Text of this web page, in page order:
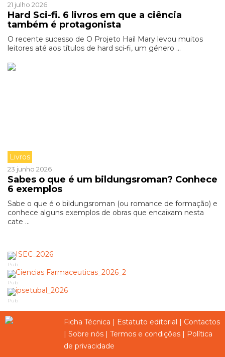
21 julho 2026
Hard Sci-fi. 6 livros em que a ciência
também é protagonista
O recente sucesso de O Projeto Hail Mary levou muitos
leitores até aos títulos de hard sci-fi, um género ...
Livros
23 junho 2026
Sabes o que é um bildungsroman? Conhece
6 exemplos
Sabe o que é o bildungsroman (ou romance de formação) e
conhece alguns exemplos de obras que encaixam nesta
cate ...
Pub
Pub
Pub
Ficha Técnica | Estatuto editorial | Contactos
| Sobre nós | Termos e condições | Política
de privacidade